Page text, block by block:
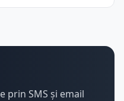
prin SMS și email